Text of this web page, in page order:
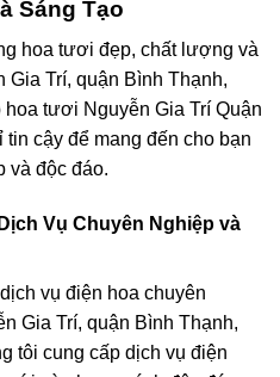
Sáng Tạo
hoa tươi đẹp, chất lượng và
Gia Trí, quận Bình Thạnh,
tươi Nguyễn Gia Trí Quận
cậy để mang đến cho bạn
và độc đáo.
Vụ Chuyên Nghiệp và
vụ điện hoa chuyên
Gia Trí, quận Bình Thạnh,
tôi cung cấp dịch vụ điện